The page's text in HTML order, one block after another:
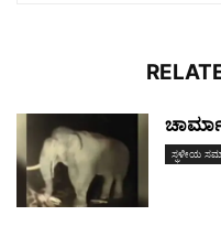
ಸ್ಥಳೀಯ